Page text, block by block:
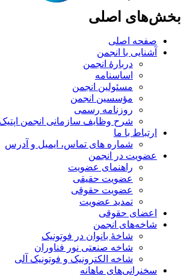
بخش‌های اصلی
صفحه اصلی
آشنایی با انجمن
دربارۀ انجمن
اساسنامه
مسئولین انجمن
مؤسسین انجمن
روزنامه رسمی
شرح وظایف سازمانی انجمن
ارتباط با ما
شماره های تماس، ایمیل و آدرس
عضویت در انجمن
راهنمای عضویت
عضویت حقیقی
عضویت حقوقی
تمدید عضویت
اعضای حقوقی
شاخه‌های انجمن
شاخۀ بانوان در فوتونیک
شاخه صنعتی نور فناوران
شاخه‌ الکترونیک و فوتونیک آلی
سخنرانی‌های ماهانه